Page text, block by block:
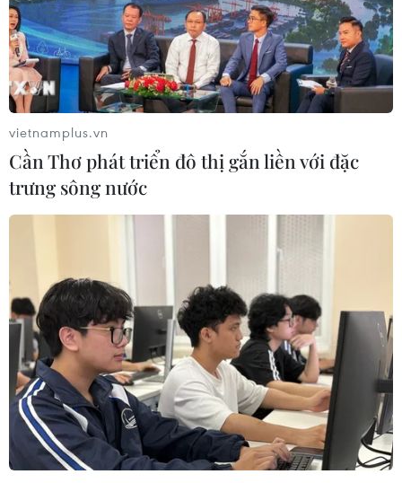
Chiều 18/3, Viện Pasteur Nha Trang thông báo kết quả
kiểm nghiệm mẫu ngộ độc thực phẩm tại quán cơm gà
trên đường Bà Triệu; trong đó có vi khuẩn Salmonella,
Bacillus cereus và Staphylococcus aureus.
Vụ nghi ngộ độc do ăn cơm gà tại Khánh
Hòa: Cập nhập tình hình các nạn nhân
vietnamplus.vn
Cần Thơ phát triển đô thị gắn liền với đặc
trưng sông nước